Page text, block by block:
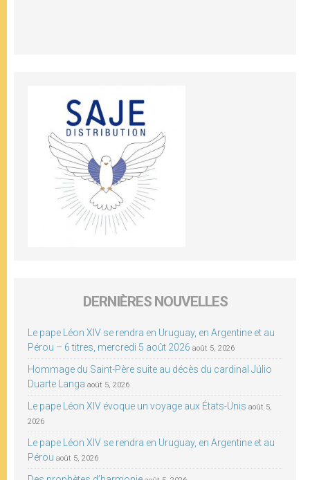
DERNIÈRES NOUVELLES
Le pape Léon XIV se rendra en Uruguay, en Argentine et au
Pérou – 6 titres, mercredi 5 août 2026 août 5, 2026
Hommage du Saint-Père suite au décès du cardinal Júlio
Duarte Langa août 5, 2026
Le pape Léon XIV évoque un voyage aux États-Unis août 5,
2026
Le pape Léon XIV se rendra en Uruguay, en Argentine et au
Pérou août 5, 2026